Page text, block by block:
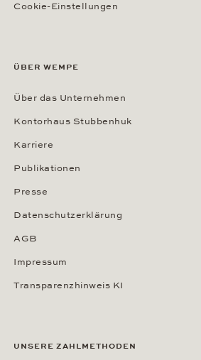
Cookie-Einstellungen
ÜBER WEMPE
Über das Unternehmen
Kontorhaus Stubbenhuk
Karriere
Publikationen
Presse
Datenschutzerklärung
AGB
Impressum
Transparenzhinweis KI
UNSERE ZAHLMETHODEN